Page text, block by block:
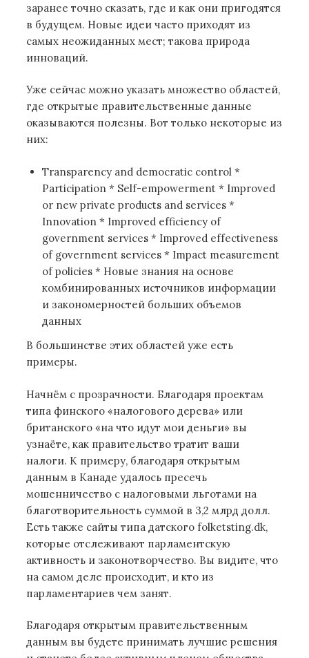
заранее точно сказать, где и как они пригодятся
в будущем. Новые идеи часто приходят из
самых неожиданных мест; такова природа
инноваций.
Уже сейчас можно указать множество областей,
где открытые правительственные данные
оказываются полезны. Вот только некоторые из
них:
Transparency and democratic control *
Participation * Self-empowerment * Improved
or new private products and services *
Innovation * Improved efficiency of
government services * Improved effectiveness
of government services * Impact measurement
of policies * Новые знания на основе
комбинированных источников информации
и закономерностей больших объемов
данных
В большинстве этих областей уже есть
примеры.
Начнём с прозрачности. Благодаря проектам
типа финского «налогового дерева» или
британского «на что идут мои деньги» вы
узнаёте, как правительство тратит ваши
налоги. К примеру, благодаря открытым
данным в Канаде удалось пресечь
мошенничество с налоговыми льготами на
благотворительность суммой в 3,2 млрд долл.
Есть также сайты типа датского folketsting.dk,
которые отслеживают парламентскую
активность и законотворчество. Вы видите, что
на самом деле происходит, и кто из
парламентариев чем занят.
Благодаря открытым правительственным
данным вы будете принимать лучшие решения